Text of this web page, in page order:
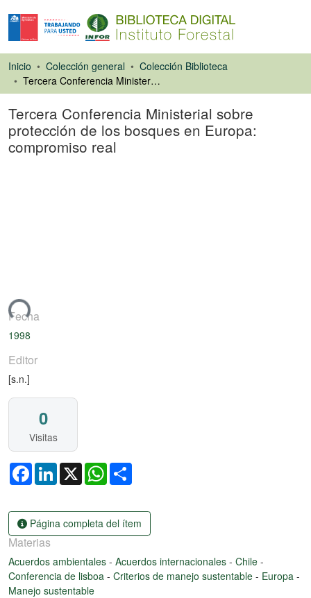
Inicio Colección general
Colección Biblioteca
Tercera Conferencia Ministerial sobre protección de los bosques en Europa: compromiso real
Tercera Conferencia Ministerial sobre
protección de los bosques en Europa:
compromiso real
Fecha
1998
Editor
[s.n.]
0
Visitas
FacebookLinkedIn
X WhatsApp
Página completa del ítem
Materias
Acuerdos ambientales - Acuerdos internacionales - Chile -
Conferencia de lisboa - Criterios de manejo sustentable - Europa -
Manejo sustentable